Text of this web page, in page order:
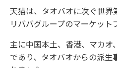
天猫は、タオバオに次ぐ世
リババグループのマーケット
主に中国本土、香港、マカオ
であり、タオバオからの派生